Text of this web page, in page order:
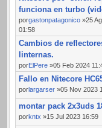
funciona en turbo
porgastonpatagonico »25
01:58
Cambios de
linternas.
porElPere »05 Feb 2024
Fallo en Nitecore
porlargarser »05 Nov 2023
montar pack 2x3uds
porkntx »15 Jul 2023 16:59